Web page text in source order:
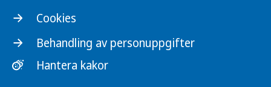
Cookies
Behandling av personuppgifter
Hantera kakor